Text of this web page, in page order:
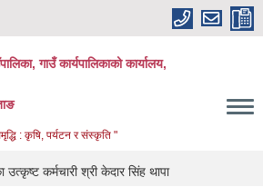
गाउँ कार्यपालिकाको कार्यालय,
: कृषि, पर्यटन र संस्कृति "
कर्मचारी श्री केदार सिंह थापा